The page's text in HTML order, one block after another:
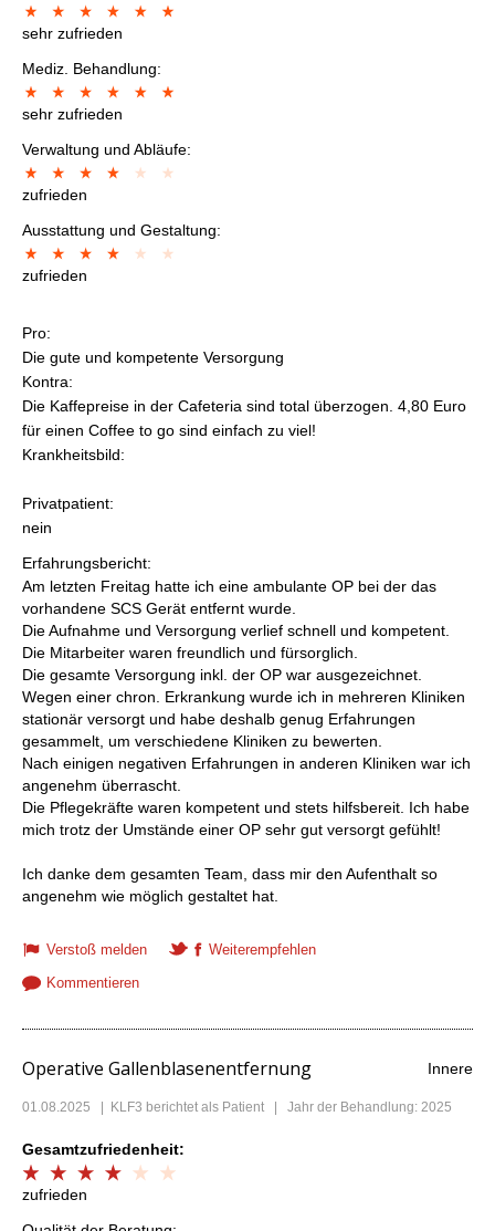
sehr zufrieden
Mediz. Behandlung:
sehr zufrieden
Verwaltung und Abläufe:
zufrieden
Ausstattung und Gestaltung:
zufrieden
Pro:
Die gute und kompetente Versorgung
Kontra:
Die Kaffepreise in der Cafeteria sind total überzogen. 4,80 Euro
für einen Coffee to go sind einfach zu viel!
Krankheitsbild:
Privatpatient:
nein
Erfahrungsbericht:
Am letzten Freitag hatte ich eine ambulante OP bei der das
vorhandene SCS Gerät entfernt wurde.
Die Aufnahme und Versorgung verlief schnell und kompetent.
Die Mitarbeiter waren freundlich und fürsorglich.
Die gesamte Versorgung inkl. der OP war ausgezeichnet.
Wegen einer chron. Erkrankung wurde ich in mehreren Kliniken
stationär versorgt und habe deshalb genug Erfahrungen
gesammelt, um verschiedene Kliniken zu bewerten.
Nach einigen negativen Erfahrungen in anderen Kliniken war ich
angenehm überrascht.
Die Pflegekräfte waren kompetent und stets hilfsbereit. Ich habe
mich trotz der Umstände einer OP sehr gut versorgt gefühlt!
Ich danke dem gesamten Team, dass mir den Aufenthalt so
angenehm wie möglich gestaltet hat.
Verstoß melden
Weiterempfehlen
Kommentieren
Operative Gallenblasenentfernung Innere
01.08.2025 KLF3 berichtet als Patient | Jahr der Behandlung: 2025
Gesamtzufriedenheit:
zufrieden